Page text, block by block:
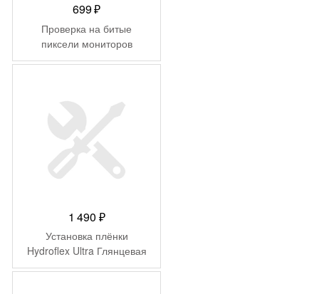
699₽
Проверка на битые
пиксели мониторов
1 490 ₽
Установка плёнки
Hydroflex Ultra Глянцевая